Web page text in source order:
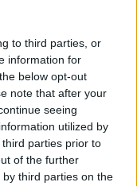
to third parties, or
information for
below opt-out
note that after your
seeing
utilized by
parties prior to
of the further
third parties on the